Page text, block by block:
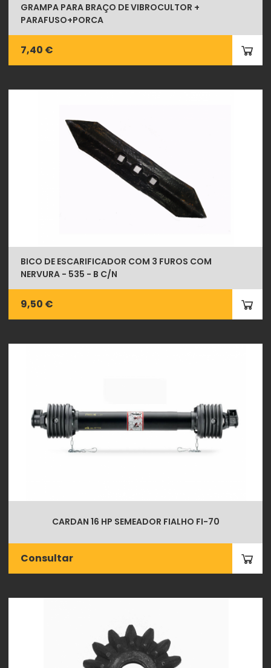
GRAMPA PARA BRAÇO DE VIBROCULTOR +
PARAFUSO+PORCA
7,40 €
BICO DE ESCARIFICADOR COM 3 FUROS COM
NERVURA - 535 - B C/N
9,50 €
CARDAN 16 HP SEMEADOR FIALHO FI-70
Consultar